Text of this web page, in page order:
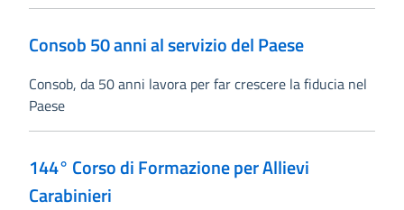
Consob 50 anni al servizio del Paese
Consob, da 50 anni lavora per far crescere la fiducia nel
Paese
144° Corso di Formazione per Allievi
Carabinieri